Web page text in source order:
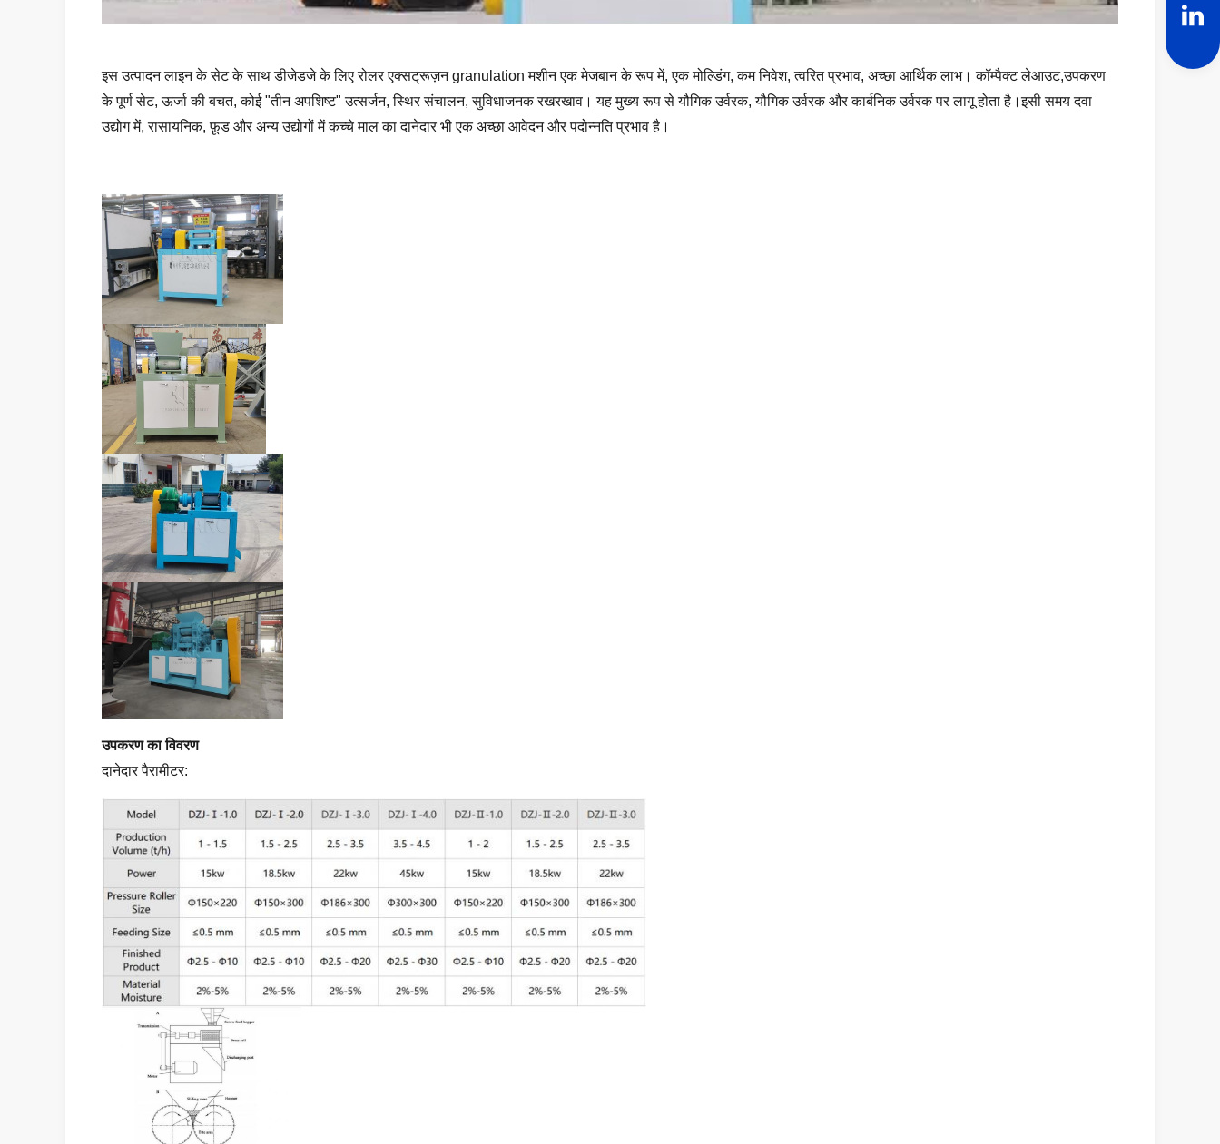
इस उत्पादन लाइन के सेट के साथ डीजेडजे के लिए रोलर एक्सट्रूज़न granulation मशीन एक मेजबान के रूप में, एक मोल्डिंग, कम निवेश, त्वरित प्रभाव, अच्छा आर्थिक लाभ। कॉम्पैक्ट लेआउट,उपकरण
के पूर्ण सेट, ऊर्जा की बचत, कोई "तीन अपशिष्ट" उत्सर्जन, स्थिर संचालन, सुविधाजनक रखरखाव। यह मुख्य रूप से यौगिक उर्वरक, यौगिक उर्वरक और कार्बनिक उर्वरक पर लागू होता है।इसी समय दवा
उद्योग में, रासायनिक, फ़ूड और अन्य उद्योगों में कच्चे माल का दानेदार भी एक अच्छा आवेदन और पदोन्नति प्रभाव है।
उपकरण का विवरण
दानेदार पैरामीटर: